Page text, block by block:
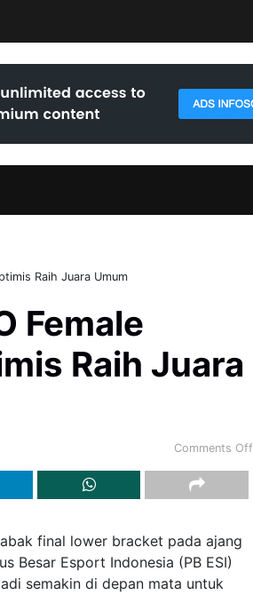
Raih Juara Umum
Female
Raih Juara
Comments Off
final lower bracket pada ajang
Besar Esport Indonesia (PB ESI)
semakin di depan mata untuk